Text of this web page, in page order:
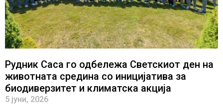
Рудник Саса го одбележа Светскиот ден на
животната средина со иницијатива за
биодиверзитет и климатска акција
5 јуни, 2026